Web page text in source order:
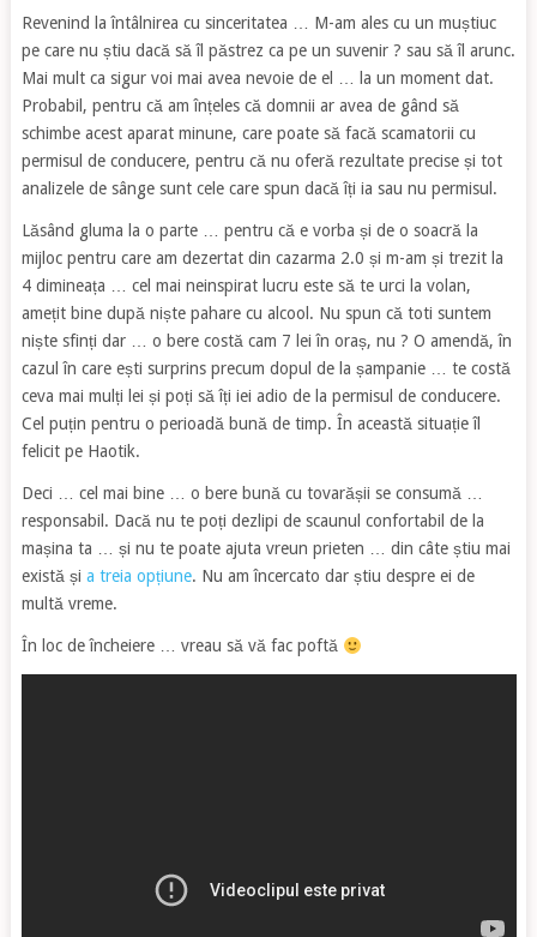
Revenind la întâlnirea cu sinceritatea … M-am ales cu un muștiuc
pe care nu știu dacă să îl păstrez ca pe un suvenir ? sau să îl arunc.
Mai mult ca sigur voi mai avea nevoie de el … la un moment dat.
Probabil, pentru că am înțeles că domnii ar avea de gând să
schimbe acest aparat minune, care poate să facă scamatorii cu
permisul de conducere, pentru că nu oferă rezultate precise și tot
analizele de sânge sunt cele care spun dacă îți ia sau nu permisul.
Lăsând gluma la o parte … pentru că e vorba și de o soacră la
mijloc pentru care am dezertat din cazarma 2.0 și m-am și trezit la
4 dimineața … cel mai neinspirat lucru este să te urci la volan,
amețit bine după niște pahare cu alcool. Nu spun că toti suntem
niște sfinți dar … o bere costă cam 7 lei în oraș, nu ? O amendă, în
cazul în care ești surprins precum dopul de la șampanie … te costă
ceva mai mulți lei și poți să îți iei adio de la permisul de conducere.
Cel puțin pentru o perioadă bună de timp. În această situație îl
felicit pe Haotik.
Deci … cel mai bine … o bere bună cu tovarășii se consumă …
responsabil. Dacă nu te poți dezlipi de scaunul confortabil de la
mașina ta … și nu te poate ajuta vreun prieten … din câte știu mai
există și a treia opțiune. Nu am încercato dar știu despre ei de
multă vreme.
În loc de încheiere … vreau să vă fac poftă